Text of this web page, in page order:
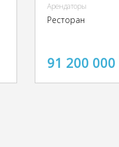
Арендаторы
Ресторан
91 200 000